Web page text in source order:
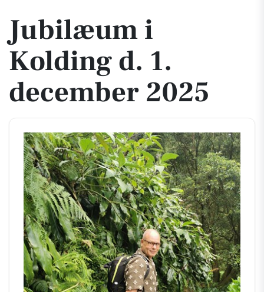
Jubilæum i
Kolding d. 1.
december 2025